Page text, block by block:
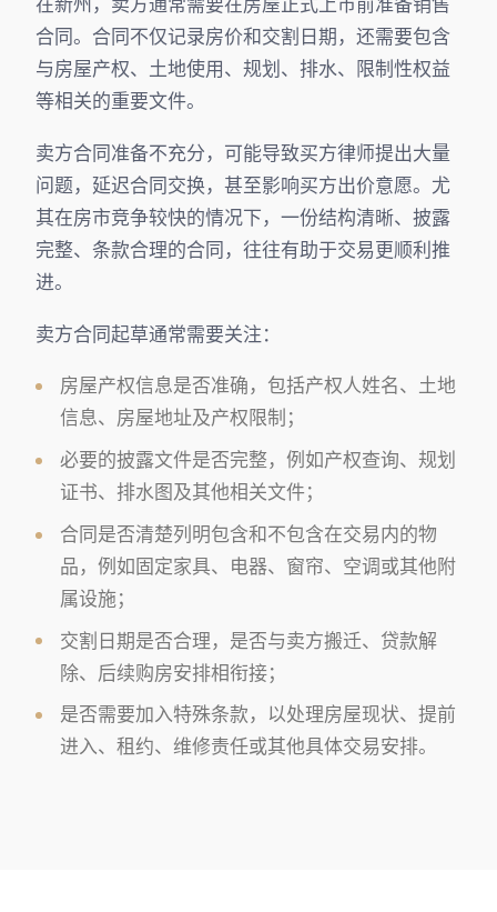
在新州，卖方通常需要在房屋正式上市前准备销售
合同。合同不仅记录房价和交割日期，还需要包含
与房屋产权、土地使用、规划、排水、限制性权益
等相关的重要文件。
卖方合同准备不充分，可能导致买方律师提出大量
问题，延迟合同交换，甚至影响买方出价意愿。尤
其在房市竞争较快的情况下，一份结构清晰、披露
完整、条款合理的合同，往往有助于交易更顺利推
进。
卖方合同起草通常需要关注：
房屋产权信息是否准确，包括产权人姓名、土地
信息、房屋地址及产权限制；
必要的披露文件是否完整，例如产权查询、规划
证书、排水图及其他相关文件；
合同是否清楚列明包含和不包含在交易内的物
品，例如固定家具、电器、窗帘、空调或其他附
属设施；
交割日期是否合理，是否与卖方搬迁、贷款解
除、后续购房安排相衔接；
是否需要加入特殊条款，以处理房屋现状、提前
进入、租约、维修责任或其他具体交易安排。